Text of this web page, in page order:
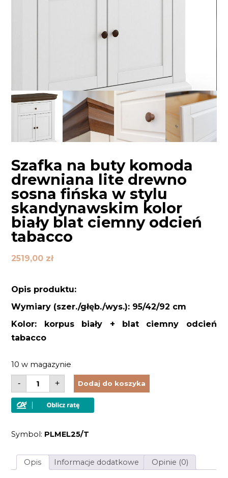
Szafka na buty komoda
drewniana lite drewno
sosna fińska w stylu
skandynawskim kolor
biały blat ciemny odcień
tabacco
2519,00 zł
Opis produktu:
Wymiary (szer./głęb./wys.): 95/42/92 cm
Kolor: korpus biały + blat ciemny odcień
tabacco
10 w magazynie
-
ilość
Szafka
na
buty
komoda
drewno
w
stylu
+ Dodaj do koszyka
Symbol: PLMEL25/T
Opis Informacje dodatkowe Opinie (0)